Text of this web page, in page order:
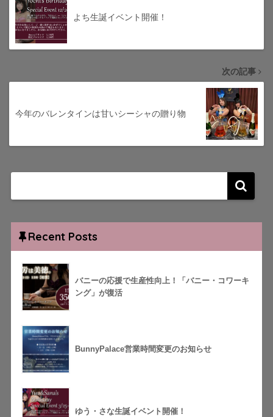
よち生誕イベント開催！
次の記事
今年のバレンタインは甘いシーシャの贈り物
Recent Posts
バニーの応援で生産性向上！「バニー・コワーキ
ング」が復活
BunnyPalace営業時間変更のお知らせ
ゆう・さな生誕イベント開催！